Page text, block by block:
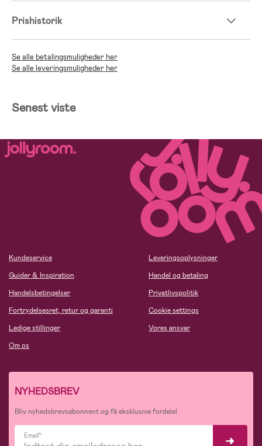
Prishistorik
Se alle betalingsmuligheder her
Se alle leveringsmuligheder her
Senest viste
Kundeservice
Guider & Inspiration
Handelsbetingelser
Fortrydelsesret, retur og garanti
Ledige stillinger
Om os
Leveringsoplysninger
Handel og betaling
Privatlivspolitik
Cookie settings
Vores ansvar
NYHEDSBREV
Bliv nyhedsbrevsabonnent og få eksklusive fordele!
Email*